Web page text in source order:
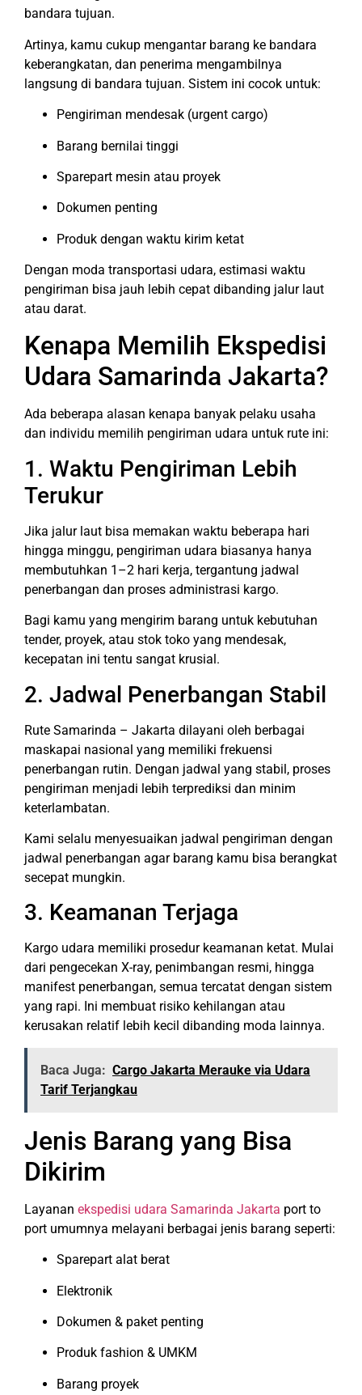
bandara tujuan.
Artinya, kamu cukup mengantar barang ke bandara
keberangkatan, dan penerima mengambilnya
langsung di bandara tujuan. Sistem ini cocok untuk:
Pengiriman mendesak (urgent cargo)
Barang bernilai tinggi
Sparepart mesin atau proyek
Dokumen penting
Produk dengan waktu kirim ketat
Dengan moda transportasi udara, estimasi waktu
pengiriman bisa jauh lebih cepat dibanding jalur laut
atau darat.
Kenapa Memilih Ekspedisi
Udara Samarinda Jakarta?
Ada beberapa alasan kenapa banyak pelaku usaha
dan individu memilih pengiriman udara untuk rute ini:
1. Waktu Pengiriman Lebih
Terukur
Jika jalur laut bisa memakan waktu beberapa hari
hingga minggu, pengiriman udara biasanya hanya
membutuhkan 1–2 hari kerja, tergantung jadwal
penerbangan dan proses administrasi kargo.
Bagi kamu yang mengirim barang untuk kebutuhan
tender, proyek, atau stok toko yang mendesak,
kecepatan ini tentu sangat krusial.
2. Jadwal Penerbangan Stabil
Rute Samarinda – Jakarta dilayani oleh berbagai
maskapai nasional yang memiliki frekuensi
penerbangan rutin. Dengan jadwal yang stabil, proses
pengiriman menjadi lebih terprediksi dan minim
keterlambatan.
Kami selalu menyesuaikan jadwal pengiriman dengan
jadwal penerbangan agar barang kamu bisa berangkat
secepat mungkin.
3. Keamanan Terjaga
Kargo udara memiliki prosedur keamanan ketat. Mulai
dari pengecekan X-ray, penimbangan resmi, hingga
manifest penerbangan, semua tercatat dengan sistem
yang rapi. Ini membuat risiko kehilangan atau
kerusakan relatif lebih kecil dibanding moda lainnya.
Baca Juga: Cargo Jakarta Merauke via Udara
Tarif Terjangkau
Jenis Barang yang Bisa
Dikirim
Layanan ekspedisi udara Samarinda Jakarta port to
port umumnya melayani berbagai jenis barang seperti:
Sparepart alat berat
Elektronik
Dokumen & paket penting
Produk fashion & UMKM
Barang proyek